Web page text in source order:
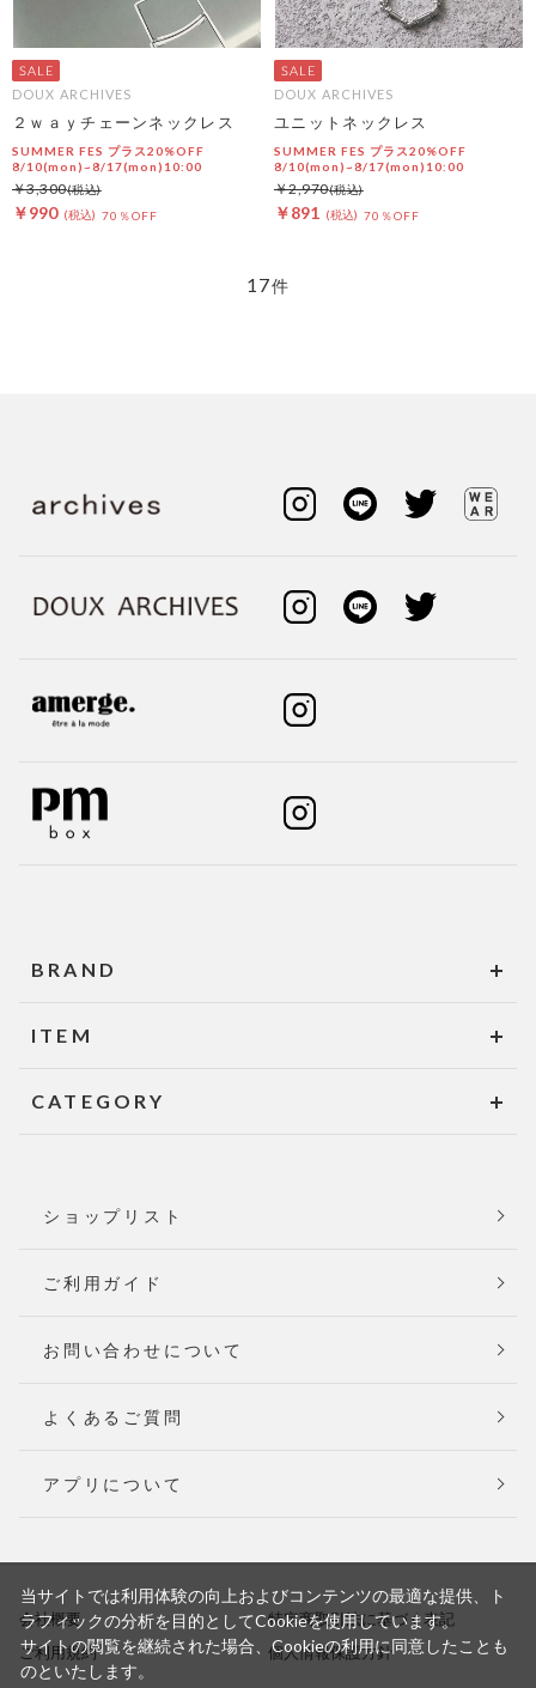
DOUX ARCHIVES
２ｗａｙチェーンネックレス
SUMMER FES プラス20%OFF
8/10(mon)~8/17(mon)10:00
￥990 70％OFF
￥3,300
DOUX ARCHIVES
ユニットネックレス
SUMMER FES プラス20%OFF
8/10(mon)~8/17(mon)10:00
￥891 70％OFF
￥2,970
17件
BRAND
ITEM
CATEGORY
ショップリスト
ご利用ガイド
お問い合わせについて
よくあるご質問
アプリについて
会社概要
特定商取引法に基づく表記
ご利用規約
個人情報保護方針
当サイトでは利用体験の向上およびコンテンツの最適な提供、ト
ラフィックの分析を目的としてCookieを使用しています。
サイトの閲覧を継続された場合、Cookieの利用に同意したことも
のといたします。